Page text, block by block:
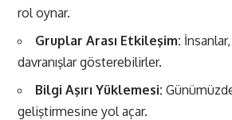
rol oynar.
Gruplar Arası Etkileşim:
davranışlar gösterebilirler.
Bilgi Aşırı Yüklemesi:
geliştirmesine yol açar.